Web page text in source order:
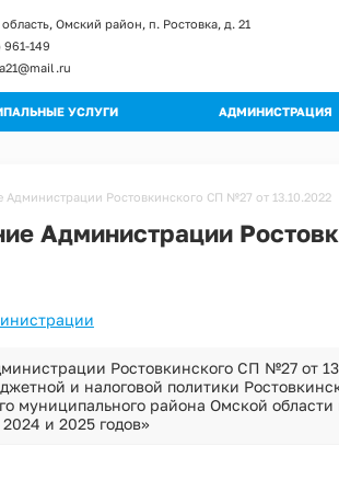
Омский район, п. Ростовка, д. 21
961-149
УСЛУГИ
схемы
АДМИНИСТРАЦИЯ
Муниципальные
Вакантные
Контактная
Администрации Ростовкинского СП №27 от 13.10.2022
Администрации
Ростовкинского СП №27 от
и налоговой политики
муниципального района Омской области
и 2025 годов»